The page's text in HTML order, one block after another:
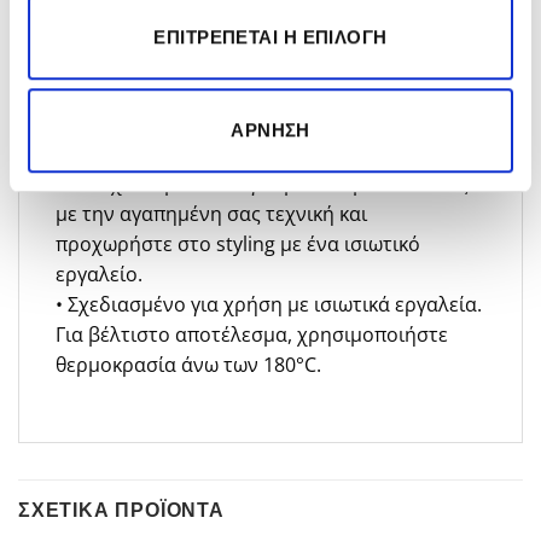
ΕΠΙΤΡΈΠΕΤΑΙ Η ΕΠΙΛΟΓΉ
ΆΡΝΗΣΗ
μαλλιά. Εφαρμόστε 1 έως 2 δόσεις σε λεπτά
πυκνά μαλλιά.
• Απλώστε ομοιόμορφα στα μήκη και στις
με την αγαπημένη σας τεχνική και
προχωρήστε στο styling με ένα ισιωτικό
εργαλείο.
• Σχεδιασμένο για χρήση με ισιωτικά εργαλεία.
Για βέλτιστο αποτέλεσμα, χρησιμοποιήστε
θερμοκρασία άνω των 180°C.
ΣΧΕΤΙΚΆ ΠΡΟΪΌΝΤΑ